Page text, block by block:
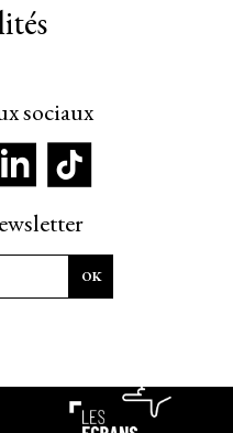
sociaux